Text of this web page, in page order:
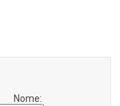
Nome: